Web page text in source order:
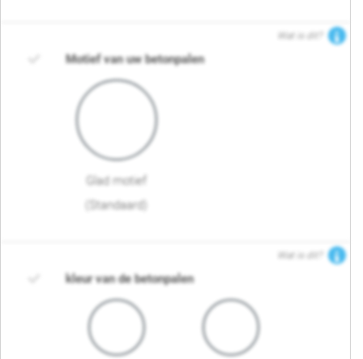
Wat is dit?
Motief van uw betonpalen
Glad motief
(Standaard)
Wat is dit?
kleur van de betonpalen